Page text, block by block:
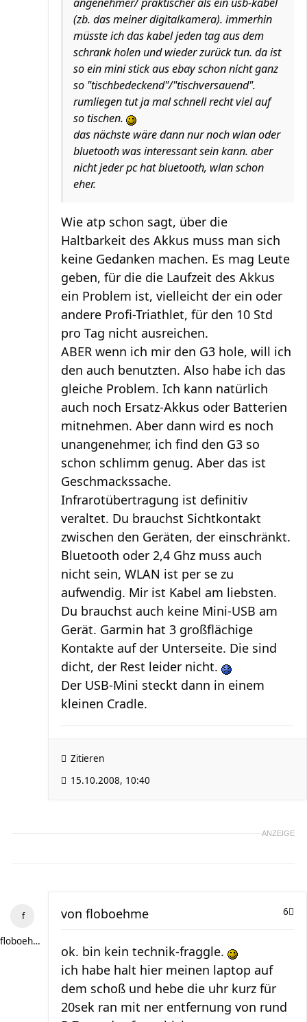
(zb. das meiner digitalkamera). immerhin
müsste ich das kabel jeden tag aus dem
schrank holen und wieder zurück tun. da ist
so ein mini stick aus ebay schon nicht ganz
so "tischbedeckend"/"tischversauend".
rumliegen tut ja mal schnell recht viel auf
so tischen.
das nächste wäre dann nur noch wlan oder
bluetooth was interessant sein kann. aber
nicht jeder pc hat bluetooth, wlan schon
eher.
Wie atp schon sagt, über die
Haltbarkeit des Akkus muss man sich
keine Gedanken machen. Es mag Leute
geben, für die die Laufzeit des Akkus
ein Problem ist, vielleicht der ein oder
andere Profi-Triathlet, für den 10 Std
pro Tag nicht ausreichen.
ABER wenn ich mir den G3 hole, will ich
den auch benutzten. Also habe ich das
gleiche Problem. Ich kann natürlich
auch noch Ersatz-Akkus oder Batterien
mitnehmen. Aber dann wird es noch
unangenehmer, ich find den G3 so
schon schlimm genug. Aber das ist
Geschmackssache.
Infrarotübertragung ist definitiv
veraltet. Du brauchst Sichtkontakt
zwischen den Geräten, der einschränkt.
Bluetooth oder 2,4 Ghz muss auch
nicht sein, WLAN ist per se zu
aufwendig. Mir ist Kabel am liebsten.
Du brauchst auch keine Mini-USB am
Gerät. Garmin hat 3 großflächige
Kontakte auf der Unterseite. Die sind
dicht, der Rest leider nicht.
Der USB-Mini steckt dann in einem
kleinen Cradle.
Zitieren
15.10.2008, 10:40
ANZEIGE
floboehme
6
von floboehme
ok. bin kein technik-fraggle.
ich habe halt hier meinen laptop auf
dem schoß und hebe die uhr kurz für
20sek ran mit ner entfernung von rund